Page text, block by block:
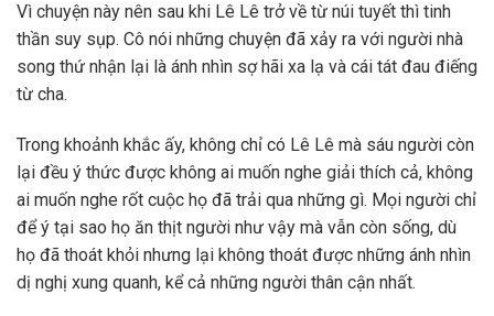
Vì chuyện này nên sau khi Lê Lê trở về từ núi tuyết thì tinh
thần suy sụp. Cô nói những chuyện đã xảy ra với người nhà
song thứ nhận lại là ánh nhìn sợ hãi xa lạ và cái tát đau điếng
từ cha.
Trong khoảnh khắc ấy, không chỉ có Lê Lê mà sáu người còn
lại đều ý thức được không ai muốn nghe giải thích cả, không
ai muốn nghe rốt cuộc họ đã trải qua những gì. Mọi người chỉ
để ý tại sao họ ăn thịt người như vậy mà vẫn còn sống, dù
họ đã thoát khỏi nhưng lại không thoát được những ánh nhìn
dị nghị xung quanh, kể cả những người thân cận nhất.